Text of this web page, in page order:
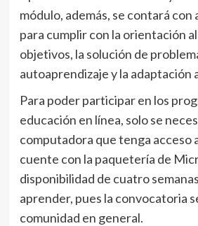
módulo, además, se contará con
para cumplir con la orientación
objetivos, la solución de
autoaprendizaje y la adaptación
Para poder participar en los
educación en línea, solo se
computadora que tenga acceso
cuente con la paquetería de
disponibilidad de cuatro
aprender, pues la convocatoria
comunidad en general.